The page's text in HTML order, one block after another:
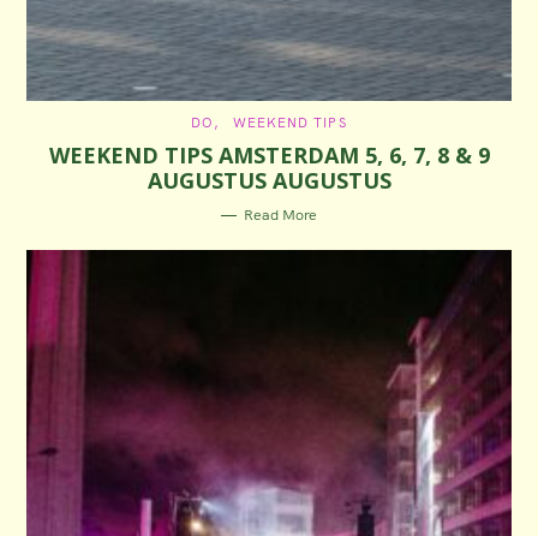
C
T
E
G
O
R
I
S
DO WEEKEND TIPS
WEEKEND TIPS AMSTERDAM 5, 6, 7, 8 & 9
AUGUSTUS AUGUSTUS
Read More